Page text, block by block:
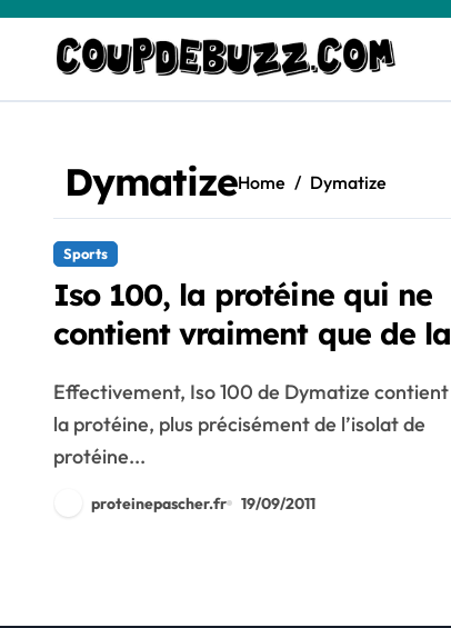
content
DymatizeHome Dymatize
Sports
Iso 100, la protéine qui ne
contient vraiment que de la
Effectivement, Iso 100 de Dymatize contient de
la protéine, plus précisément de l’isolat de
protéine...
proteinepascher.fr 19/09/2011